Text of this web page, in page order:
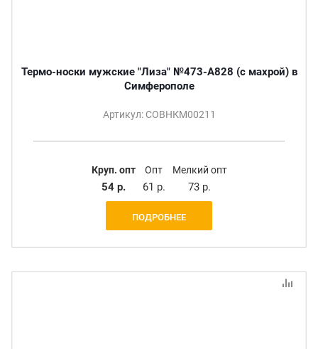
Термо-носки мужские "Лиза" №473-A828 (с махрой) в
Симферополе
Артикул: СОВНКМ00211
Круп. опт
54 р.
Опт
61 р.
Мелкий опт
73 р.
ПОДРОБНЕЕ